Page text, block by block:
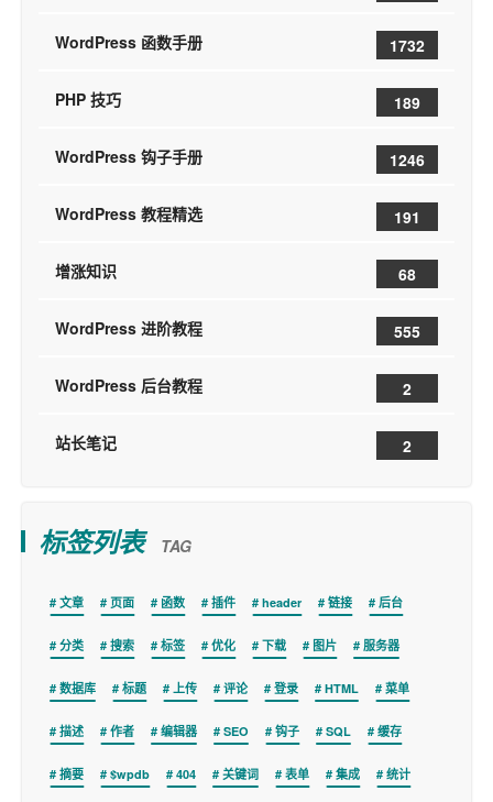
WordPress 函数手册 1732
PHP 技巧 189
WordPress 钩子手册 1246
WordPress 教程精选 191
增涨知识 68
WordPress 进阶教程 555
WordPress 后台教程 2
站长笔记 2
标签列表 TAG
文章 页面 函数 插件 header 链接 后台
分类 搜索 标签 优化 下载 图片 服务器
数据库 标题 上传 评论 登录 HTML 菜单
描述 作者 编辑器 SEO 钩子 SQL 缓存
摘要 $wpdb 404 关键词 表单 集成 统计